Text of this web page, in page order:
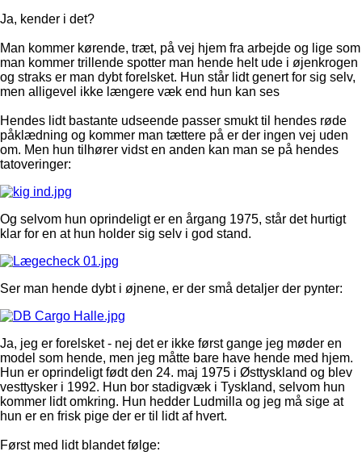
Ja, kender i det?
Man kommer kørende, træt, på vej hjem fra arbejde og lige som
man kommer trillende spotter man hende helt ude i øjenkrogen
og straks er man dybt forelsket. Hun står lidt genert for sig selv,
men alligevel ikke længere væk end hun kan ses
Hendes lidt bastante udseende passer smukt til hendes røde
påklædning og kommer man tættere på er der ingen vej uden
om. Men hun tilhører vidst en anden kan man se på hendes
tatoveringer:
Og selvom hun oprindeligt er en årgang 1975, står det hurtigt
klar for en at hun holder sig selv i god stand.
Ser man hende dybt i øjnene, er der små detaljer der pynter:
Ja, jeg er forelsket - nej det er ikke først gange jeg møder en
model som hende, men jeg måtte bare have hende med hjem.
Hun er oprindeligt født den 24. maj 1975 i Østtyskland og blev
vesttysker i 1992. Hun bor stadigvæk i Tyskland, selvom hun
kommer lidt omkring. Hun hedder Ludmilla og jeg må sige at
hun er en frisk pige der er til lidt af hvert.
Først med lidt blandet følge: